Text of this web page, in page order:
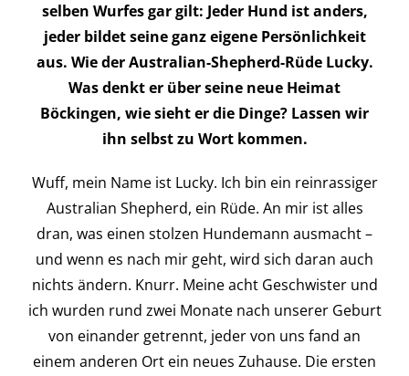
selben Wurfes gar gilt: Jeder Hund ist anders,
jeder bildet seine ganz eigene Persönlichkeit
aus. Wie der Australian-Shepherd-Rüde Lucky.
Was denkt er über seine neue Heimat
Böckingen, wie sieht er die Dinge? Lassen wir
ihn selbst zu Wort kommen.
Wuff, mein Name ist Lucky. Ich bin ein reinrassiger
Australian Shepherd, ein Rüde. An mir ist alles
dran, was einen stolzen Hundemann ausmacht –
und wenn es nach mir geht, wird sich daran auch
nichts ändern. Knurr. Meine acht Geschwister und
ich wurden rund zwei Monate nach unserer Geburt
von einander getrennt, jeder von uns fand an
einem anderen Ort ein neues Zuhause. Die ersten